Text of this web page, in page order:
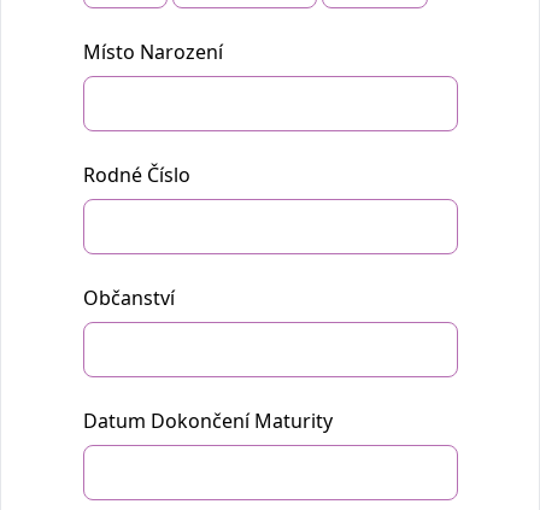
Místo Narození
Rodné Číslo
Občanství
Datum Dokončení Maturity